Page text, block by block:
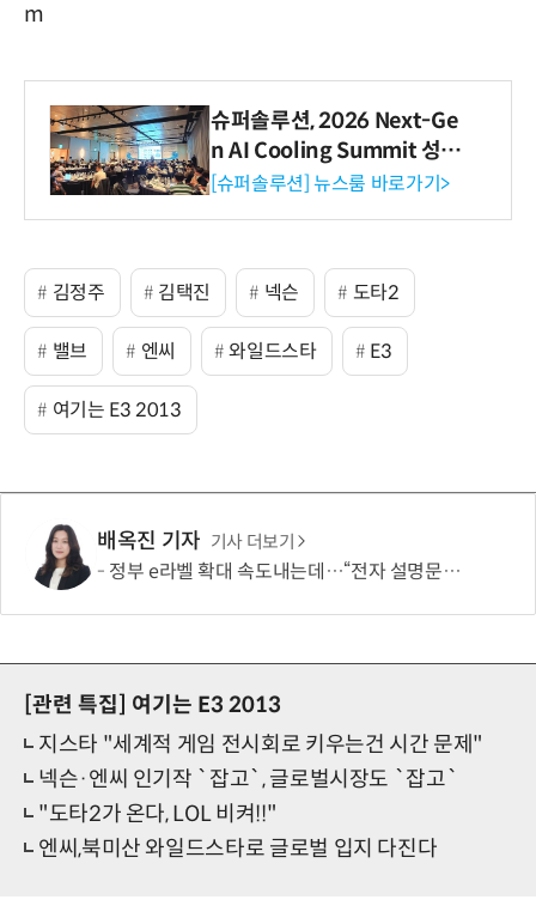
m
슈퍼솔루션, 2026 Next-Ge
n AI Cooling Summit 성황
리 성료
[슈퍼솔루션] 뉴스룸 바로가기>
김정주 김택진 넥슨 도타2
밸브 엔씨 와일드스타 E3
여기는 E3 2013
배옥진 기자 기사 더보기
정부 e라벨 확대 속도내는데…“전자 설명문, 종이보다 불편”
[관련 특집]
여기는 E3 2013
지스타 "세계적 게임 전시회로 키우는건 시간 문제"
넥슨·엔씨 인기작 `잡고`, 글로벌시장도 `잡고`
"도타2가 온다, LOL 비켜!!"
엔씨,북미산 와일드스타로 글로벌 입지 다진다